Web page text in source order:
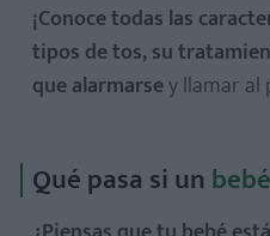
¡Conoce todas las
tipos de tos, su
que alarmarsey llamar al
Qué pasa si un